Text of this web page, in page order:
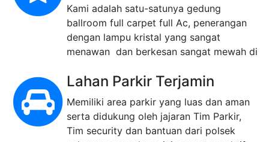
Gaun, Make-up, Kartu Undangan dan
Mobil Pengantin ( untuk Wedding )
Fasilitas Mewah dan
Mengagumkan
Kami adalah satu-satunya gedung
ballroom full carpet full Ac, penerangan
dengan lampu kristal yang sangat
menawan dan berkesan sangat mewah di
wilayah cakung Jakarta Timur
Lahan Parkir Terjamin